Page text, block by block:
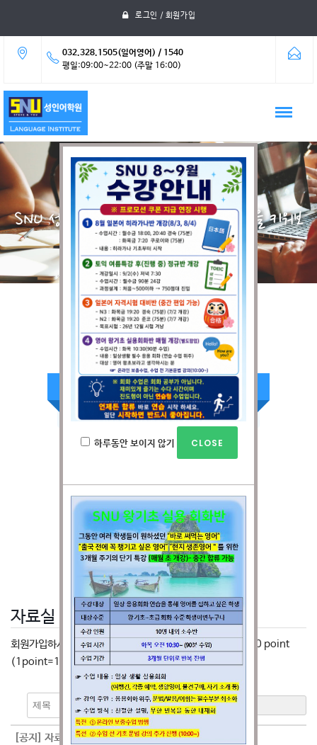
하루동안 보이지 않기
로그인 / 회원가입
032.328.1505(일어영어) / 1540
평일:09:00~22:00 (주말 16:00)
자료실
SNU 성인어학원에서 여러분의 어학실력을 키워보
세요.
전화상담
032-328-1505(일어영어)
평일 : 09:00~22:00
주말 : 09:00~16:00
온라인 청강신청
기업체 출강상담
자료실
회원가입하시면 자료를 다운로드 하실 수 있고 SNU포인트 10 point
(1point=1,000원)를 드립니다.
검색
[공지] 자료 게시판입니다.